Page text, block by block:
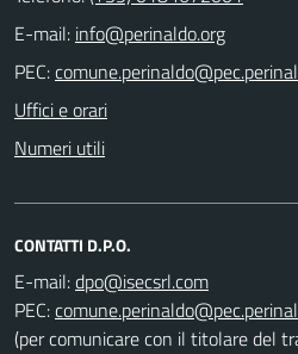
E-mail:
PEC:
Uffici e orari
Numeri utili
CONTATTI D.P.O.
E-mail:
PEC:
(per comunicare con il titolare del